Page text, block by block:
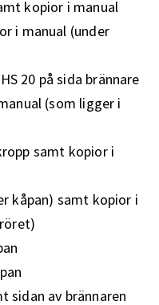
kopior i manual
i manual (under
20 på sida brännare
(som ligger i
samt kopior i
kåpan) samt kopior i
sidan av brännaren